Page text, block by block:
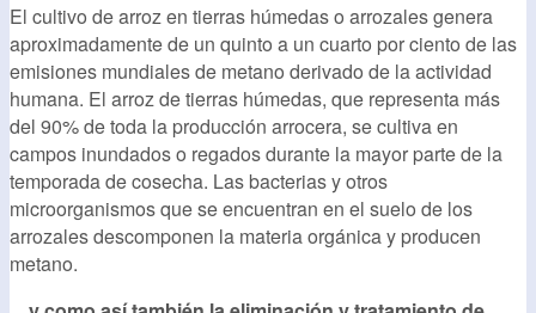
El cultivo de arroz en tierras húmedas o arrozales genera
aproximadamente de un quinto a un cuarto por ciento de las
emisiones mundiales de metano derivado de la actividad
humana. El arroz de tierras húmedas, que representa más
del 90% de toda la producción arrocera, se cultiva en
campos inundados o regados durante la mayor parte de la
temporada de cosecha. Las bacterias y otros
microorganismos que se encuentran en el suelo de los
arrozales descomponen la materia orgánica y producen
metano.